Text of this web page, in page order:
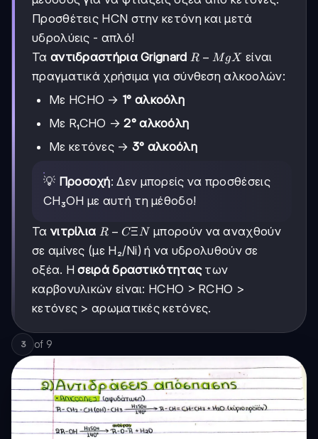
Προσθέτεις HCN στην κετόνη και μετά
υδρολύεις - απλό!
Τα αντιδραστήρια Grignard R-
MgX
R − MgX είναι
πραγματικά χρήσιμα για σύνθεση αλκοολών:
Με HCHO → 1° αλκοόλη
Με R₁CHO →2° αλκοόλη
Με κετόνες → 3° αλκοόλη
💡 Προσοχή: Δεν μπορείς να προσθέσεις
CH₃OH με αυτή τη μέθοδο!
Τα νιτρίλια R-
CΞN
R − CΞN μπορούν να αναχθούν
σε αμίνες (με H₂/Ni) ή να υδρολυθούν σε
οξέα. Ησειρά δραστικότηταςτων
καρβονυλικών είναι: HCHO > RCHO >
κετόνες > αρωματικές κετόνες.
3 of 9